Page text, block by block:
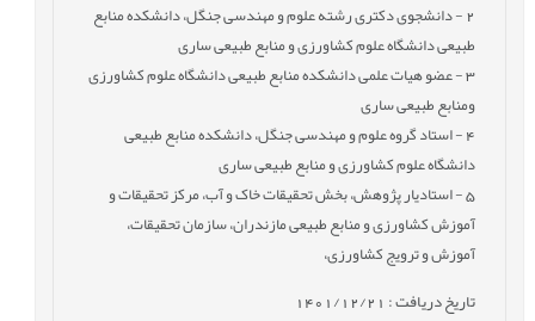
2- دانشجوی دکتری رشته علوم و مهندسی جنگل، دانشکده منابع
طبیعی دانشگاه علوم کشاورزی و منابع طبیعی ساری
3- عضو هیات علمی دانشکده منابع طبیعی دانشگاه علوم کشاورزی
ومنابع طبیعی ساری
4- استاد گروه علوم و مهندسی جنگل، دانشکده منابع طبیعی
دانشگاه علوم کشاورزی و منابع طبیعی ساری
5- استادیار پژوهش، بخش تحقیقات خاک و آب، مرکز تحقیقات و
آموزش کشاورزی و منابع طبیعی مازندران، سازمان تحقیقات،
آموزش و ترویج کشاورزی،
تاریخ دریافت : 1401/12/21